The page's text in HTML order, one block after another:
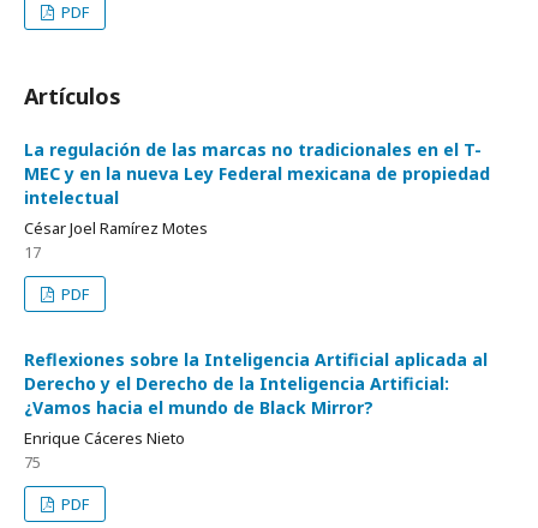
PDF
Artículos
La regulación de las marcas no tradicionales en el T-
MEC y en la nueva Ley Federal mexicana de propiedad
intelectual
César Joel Ramírez Motes
17
PDF
Reflexiones sobre la Inteligencia Artificial aplicada al
Derecho y el Derecho de la Inteligencia Artificial:
¿Vamos hacia el mundo de Black Mirror?
Enrique Cáceres Nieto
75
PDF